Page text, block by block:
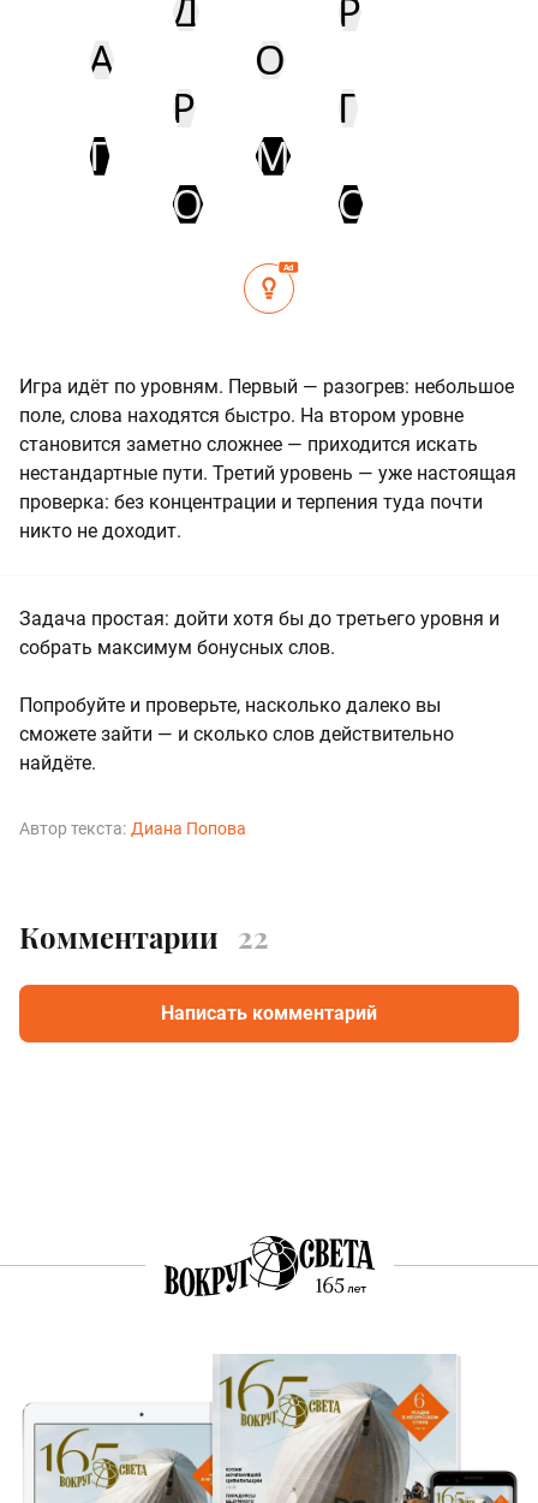
Д
Р
А
Р
О
Г
Г
О
М
С
Ad
Игра идёт по уровням. Первый — разогрев: небольшое
поле, слова находятся быстро. На втором уровне
становится заметно сложнее — приходится искать
нестандартные пути. Третий уровень — уже настоящая
проверка: без концентрации и терпения туда почти
никто не доходит.
Задача простая: дойти хотя бы до третьего уровня и
собрать максимум бонусных слов.
Попробуйте и проверьте, насколько далеко вы
сможете зайти — и сколько слов действительно
найдёте.
Автор текста: Диана Попова
Комментарии 22
Написать комментарий